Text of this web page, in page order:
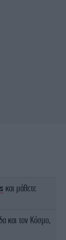
και μάθετε
και τον Κόσμο,